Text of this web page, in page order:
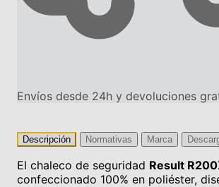
Envíos desde 24h y devoluciones
Descripción Normativas Marca
El chaleco de seguridad Result
confeccionado 100% en poliéster,